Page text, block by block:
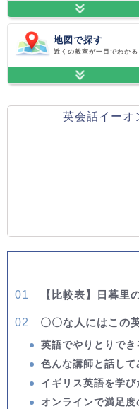
地図で探す
近くの教室が一目でわかる
英会話イーオ
【比較表】日暮里
〇〇な人にはこの
英語でやりとりでき
色んな講師と話して
イギリス英語を学び
オンラインで満足度